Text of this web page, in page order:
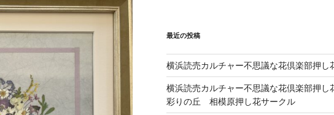
最近の投稿
横浜読売カルチャー不思議な花倶楽部押し
横浜読売カルチャー不思議な花倶楽部押し
彩りの丘 相模原押し花サークル